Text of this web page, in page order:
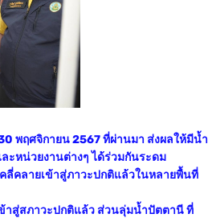
พฤศจิกายน 2567 ที่ผ่านมา ส่งผลให้มีน้ำ
หน่วยงานต่างๆ ได้ร่วมกันระดม
คลี่คลายเข้าสู่ภาวะปกติแล้วในหลายพื้นที่
าสู่สภาวะปกติแล้ว ส่วนลุ่มน้ำปัตตานี ที่